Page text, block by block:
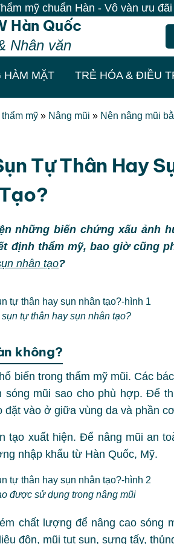
- Vô vàn ưu đãi tại Bệnh viện
Hàn Quốc
Nhân văn
HÀM MẶT TRẺ HÓA & ĐIỀU
mỹ » Nâng mũi » Nên nâng mũi
Tự Thân Hay
những biến chứng xấu ảnh
định thẩm mỹ, bao giờ cũng
nhân tạo?
tự thân hay sụn nhân tạo?
không?
biến trong thẩm mỹ mũi. Các
sóng mũi sao cho phù hợp. Để
vào ở giữa vùng da và phần
tạo xuất hiện. Để nâng mũi an
nhập khẩu từ Hàn Quốc, Mỹ.
được sử dụng trong nâng mũi
chất lượng để nâng cao sóng
độn, mũi tụt sụn, sưng tấy,